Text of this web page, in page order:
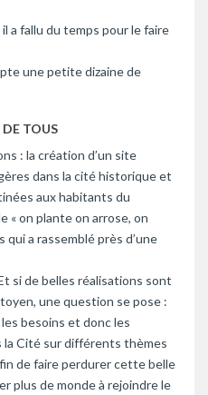
a fallu du temps pour le faire
une petite dizaine de
DE TOUS
: la création d’un site
dans la cité historique et
aux habitants du
« on plante on arrose, on
a rassemblé près d’une
si de belles réalisations sont
une question se pose :
besoins et donc les
la Cité sur différents thèmes
de faire perdurer cette belle
plus de monde à rejoindre le